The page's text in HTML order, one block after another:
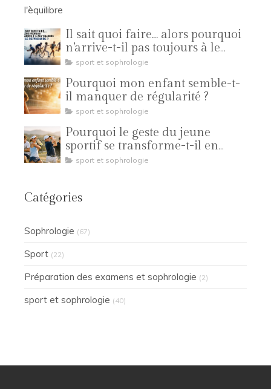
l'èquilibre
Il sait quoi faire… alors pourquoi
n’arrive-t-il pas toujours à le
reproduire ?
sport et sophrologie
Pourquoi mon enfant semble-t-
il manquer de régularité ?
sport et sophrologie
Pourquoi le geste du jeune
sportif se transforme-t-il en
compétition ?
sport et sophrologie
Catégories
Sophrologie (67)
Sport (22)
Préparation des examens et sophrologie (2)
sport et sophrologie (40)